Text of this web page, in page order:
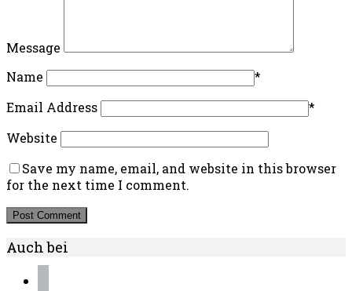
Message
Name
*
Email Address
*
Website
Save my name, email, and website in this browser
for the next time I comment.
Auch bei